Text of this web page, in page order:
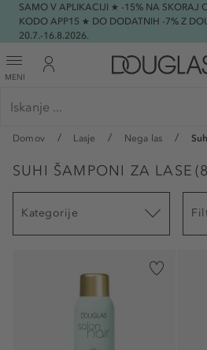
SAMO V APLIKACIJI ★ -15% NA SKORAJ
KODO APP15 ★ DO DODATNIH -7% Z
20.7.-16.8.2026.
MENI
Domov Lasje Nega las
SUHI ŠAMPONI ZA LASE (8
Kategorije